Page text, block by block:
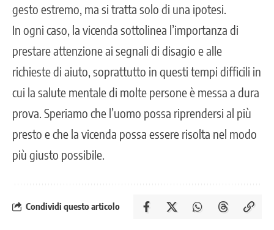
gesto estremo, ma si tratta solo di una ipotesi.
In ogni caso, la vicenda sottolinea l’importanza di
prestare attenzione ai segnali di disagio e alle
richieste di aiuto, soprattutto in questi tempi difficili in
cui la salute mentale di molte persone è messa a dura
prova. Speriamo che l’uomo possa riprendersi al più
presto e che la vicenda possa essere risolta nel modo
più giusto possibile.
Condividi questo articolo